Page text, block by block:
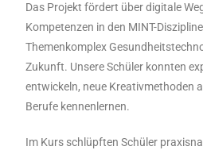
Das Projekt fördert über digitale
Kompetenzen in den MINT-
Themenkomplex
Zukunft. Unsere Schüler konnten
entwickeln, neue Kreativmethoden
Berufe kennenlernen.
Im Kurs schlüpften Schüler